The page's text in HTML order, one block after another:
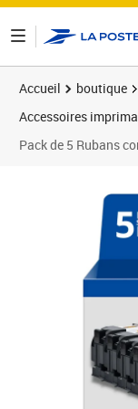
Accueil boutique
Accessoires
Pack de 5 Rubans